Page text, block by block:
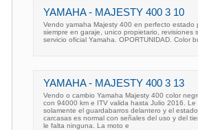
YAMAHA - MAJESTY 400 3 10
Vendo yamaha Majesty 400 en perfecto estado
siempre en garaje, unico propietario, revisiones
servicio oficial Yamaha. OPORTUNIDAD. Color
YAMAHA - MAJESTY 400 3 13
Vendo o cambio Yamaha Majesty 400 color
con 94000 km e ITV valida hasta Julio 2016. Le
solamente el guardabarros delantero y el
carcasas es normal con señales del uso y del
le falta ninguna. La moto e